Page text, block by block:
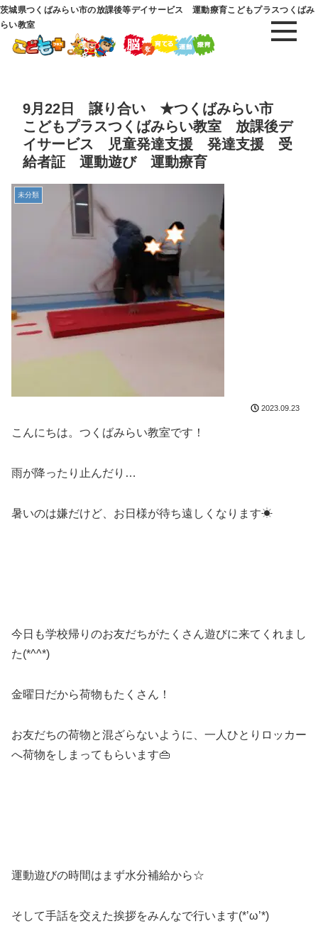
茨城県つくばみらい市の放課後等デイサービス 運動療育こどもプラスつくばみ
らい教室
9月22日 譲り合い ★つくばみらい市
こどもプラスつくばみらい教室 放課後デ
イサービス 児童発達支援 発達支援 受
給者証 運動遊び 運動療育
未分類
2023.09.23
こんにちは。つくばみらい教室です！
雨が降ったり止んだり…
暑いのは嫌だけど、お日様が待ち遠しくなります☀
今日も学校帰りのお友だちがたくさん遊びに来てくれまし
た(*^^*)
金曜日だから荷物もたくさん！
お友だちの荷物と混ざらないように、一人ひとりロッカー
へ荷物をしまってもらいます👜
運動遊びの時間はまず水分補給から☆
そして手話を交えた挨拶をみんなで行います(*’ω’*)